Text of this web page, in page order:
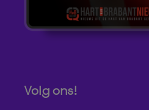
Volg ons!